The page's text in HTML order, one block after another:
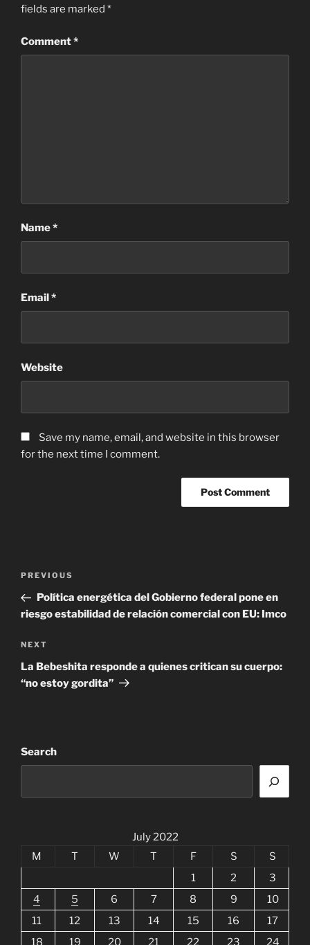
fields are marked *
Comment*
Name*
Email*
Website
Save my name, email, and website in this browser
for the next time I comment.
Previous
Post
PREVIOUS
Política energética del Gobierno federal pone en
riesgo estabilidad de relación comercial con EU: Imco
Next
Post
NEXT
La Bebeshita responde a quienes critican su cuerpo:
“no estoy gordita”
Search
July 2022
M
T W T F S
S
1
2
3
4
5 6 7 8 9
10
11
12 13 14 15 16
17
18
19 20 21 22 23 24